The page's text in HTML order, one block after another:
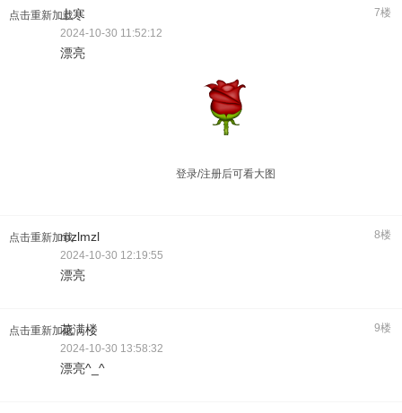
点击重新加载 7楼
上寒
2024-10-30 11:52:12
漂亮
登录/注册后可看大图
点击重新加载 8楼
mzlmzl
2024-10-30 12:19:55
漂亮
点击重新加载 9楼
花满楼
2024-10-30 13:58:32
漂亮^_^